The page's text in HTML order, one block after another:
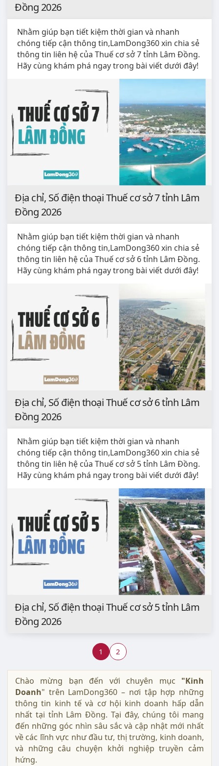
Đồng 2026
Nhằm giúp bạn tiết kiệm thời gian và nhanh
chóng tiếp cận thông tin,LamDong360 xin chia sẻ
thông tin liên hệ của Thuế cơ sở 7 tỉnh Lâm Đồng.
Hãy cùng khám phá ngay trong bài viết dưới đây!
Địa chỉ, Số điện thoại Thuế cơ sở 7 tỉnh Lâm
Đồng 2026
Nhằm giúp bạn tiết kiệm thời gian và nhanh
chóng tiếp cận thông tin,LamDong360 xin chia sẻ
thông tin liên hệ của Thuế cơ sở 6 tỉnh Lâm Đồng.
Hãy cùng khám phá ngay trong bài viết dưới đây!
Địa chỉ, Số điện thoại Thuế cơ sở 6 tỉnh Lâm
Đồng 2026
Nhằm giúp bạn tiết kiệm thời gian và nhanh
chóng tiếp cận thông tin,LamDong360 xin chia sẻ
thông tin liên hệ của Thuế cơ sở 5 tỉnh Lâm Đồng.
Hãy cùng khám phá ngay trong bài viết dưới đây!
Địa chỉ, Số điện thoại Thuế cơ sở 5 tỉnh Lâm
Đồng 2026
1 2
Chào mừng bạn đến với chuyên mục "Kinh
Doanh" trên LamDong360 – nơi tập hợp những
thông tin kinh tế và cơ hội kinh doanh hấp dẫn
nhất tại tỉnh Lâm Đồng. Tại đây, chúng tôi mang
đến những góc nhìn sâu sắc và cập nhật mới nhất
về các lĩnh vực như đầu tư, thị trường, kinh doanh,
và những câu chuyện khởi nghiệp truyền cảm
hứng.